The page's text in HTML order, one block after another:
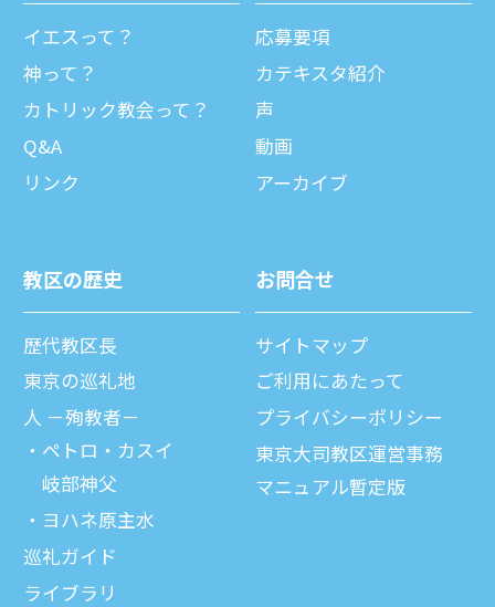
イエスって？
神って？
カトリック教会って？
Q&A
リンク
応募要項
カテキスタ紹介
声
動画
アーカイブ
教区の歴史
歴代教区⻑
東京の巡礼地
⼈ －殉教者－
ペトロ・カスイ
岐部神父
ヨハネ原主水
巡礼ガイド
ライブラリ
お問合せ
サイトマップ
ご利⽤にあたって
プライバシーポリシー
東京大司教区運営事務
マニュアル暫定版